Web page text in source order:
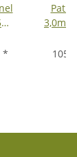
*
3,0m -